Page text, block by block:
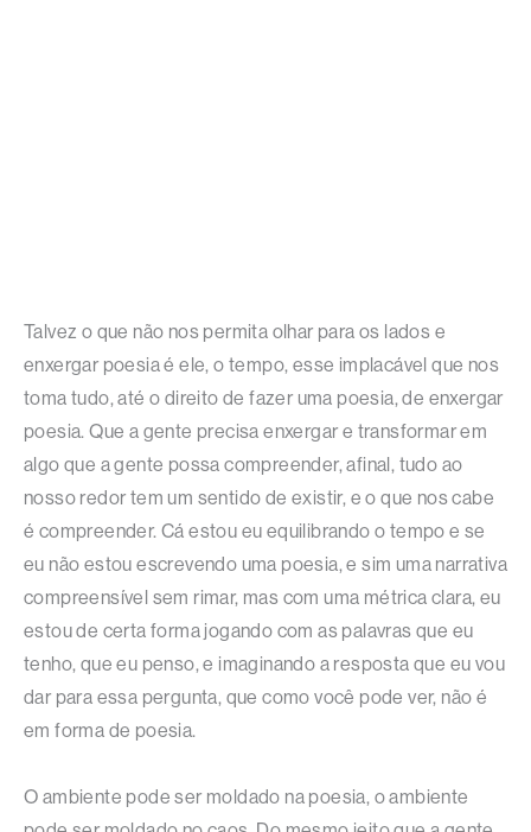
Talvez o que não nos permita olhar para os lados e
enxergar poesia é ele, o tempo, esse implacável que nos
toma tudo, até o direito de fazer uma poesia, de enxergar
poesia. Que a gente precisa enxergar e transformar em
algo que a gente possa compreender, afinal, tudo ao
nosso redor tem um sentido de existir, e o que nos cabe
é compreender. Cá estou eu equilibrando o tempo e se
eu não estou escrevendo uma poesia, e sim uma narrativa
compreensível sem rimar, mas com uma métrica clara, eu
estou de certa forma jogando com as palavras que eu
tenho, que eu penso, e imaginando a resposta que eu vou
dar para essa pergunta, que como você pode ver, não é
em forma de poesia.
O ambiente pode ser moldado na poesia, o ambiente